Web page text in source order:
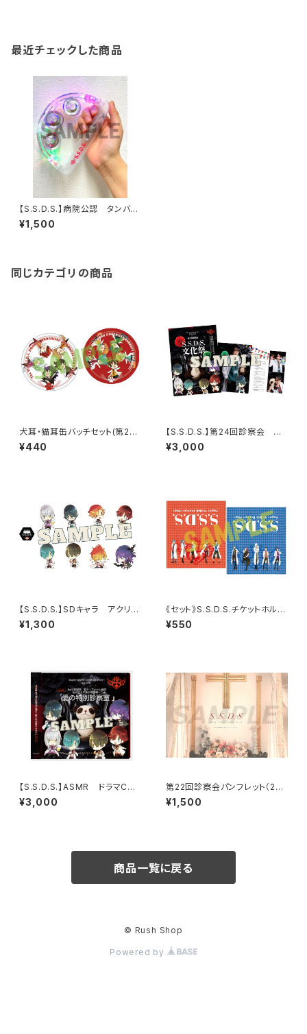
最近チェックした商品
【S.S.D.S.】病院公認 タンバリ
ン【数量限定】
¥1,500
同じカテゴリの商品
犬耳・猫耳缶バッチセット(第21
回診察会)
¥440
【S.S.D.S.】第24回診察会 パ
ンフレット
¥3,000
【S.S.D.S.】SDキャラ アクリル
スタンド
¥1,300
《セット》S.S.D.S.チケットホルダ
ー2種セット（第22回診察会）
¥550
【S.S.D.S.】ASMR ドラマCD
「愛の特別診察室」
¥3,000
第22回診察会パンフレット（201
8年12月23日開催）
¥1,500
商品一覧に戻る
© Rush Shop
Powered by